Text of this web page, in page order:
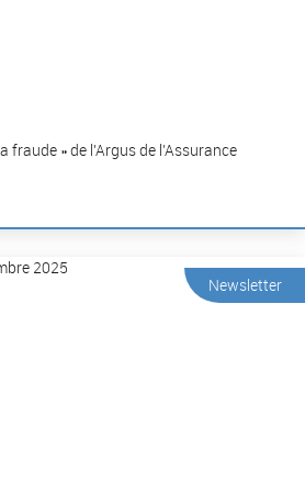
» de l’Argus de l’Assurance
Newsletter